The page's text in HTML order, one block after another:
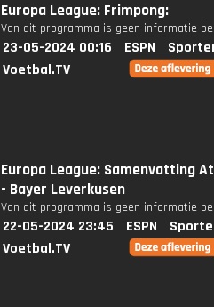
Europa League: Frimpong:
Van dit programma is geen informatie
23-05-2024 00:16 ESPN
Voetbal.TV
Europa League: Samenvatting
- Bayer Leverkusen
Van dit programma is geen informatie
22-05-2024 23:45 ESPN
Voetbal.TV